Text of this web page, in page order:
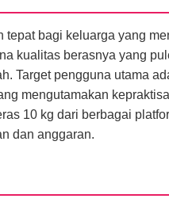
bagi keluarga yang
kualitas berasnya yang
Target pengguna utama
mengutamakan
10 kg dari berbagai
dan anggaran.